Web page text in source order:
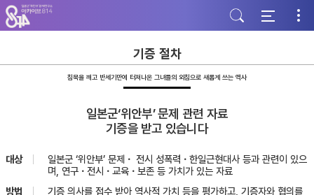
주
메
뉴
가
본
문
바
기
하
단
바
기
기증 절차
침묵을 깨고 반세기만에 터져나온 그녀들의 외침으로 새롭게 쓰는 역사
일본군‘위안부’ 문제 관련 자료
기증을 받고 있습니다
대상
일본군 ‘위안부’ 문제・ 전시 성폭력・한일근현대사 등과 관련이 있으
며, 연구・전시・교육・보존 등 가치가 있는 자료
방법
기증 의사를 접수 받아 역사적 가치 등을 평가하고, 기증자와 협의를